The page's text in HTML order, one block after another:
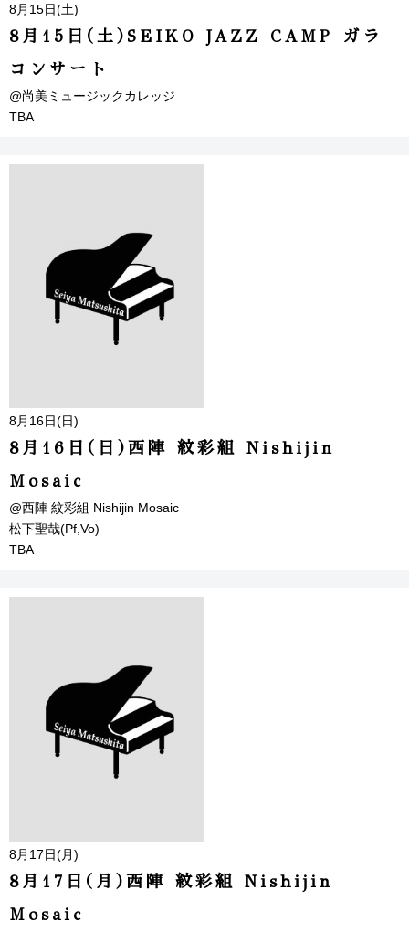
8月15日(土)
8月15日(土)SEIKO JAZZ CAMP ガラ
コンサート
@尚美ミュージックカレッジ
TBA
8月16日(日)
8月16日(日)西陣 紋彩組 Nishijin
Mosaic
@西陣 紋彩組 Nishijin Mosaic
松下聖哉(Pf,Vo)
TBA
8月17日(月)
8月17日(月)西陣 紋彩組 Nishijin
Mosaic